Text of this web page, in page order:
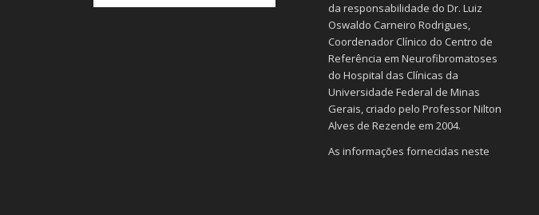
da responsabilidade do Dr. Luiz
Oswaldo Carneiro Rodrigues,
Coordenador Clínico do Centro de
Referência em Neurofibromatoses
do Hospital das Clínicas da
Universidade Federal de Minas
Gerais, criado pelo Professor Nilton
Alves de Rezende em 2004.
As informações fornecidas neste